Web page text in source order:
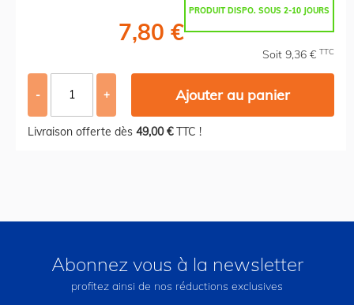
PRODUIT DISPO. SOUS 2-10 JOURS
7,80 €
Soit 9,36 € TTC
- + Ajouter au panier
Livraison offerte dès 49,00 €TTC !
Abonnez vous à la newsletter
profitez ainsi de nos réductions exclusives